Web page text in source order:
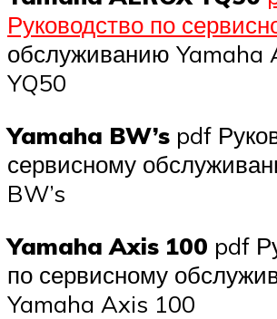
Руководство по
обслуживанию Yamaha
YQ50
Yamaha BW’s pdf
сервисному
BW’s
Yamaha Axis 100 pdf
по сервисному
Yamaha Axis 100